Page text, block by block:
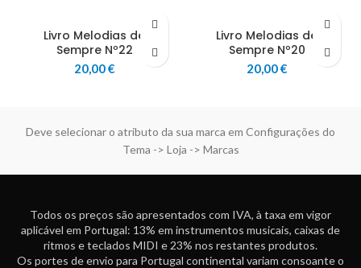
Livro Melodias de
Sempre Nº22
20,00€
Livro Melodias de
Sempre Nº20
20,00€
Deve selecionar o atributo da sua marca em Configurações do
Tema -> Loja -> Marcas
Todos os preços são apresentados com IVA, à taxa em vigor
aplicável em Portugal: 13% em instrumentos musicais, caixas de
ritmos e teclados MIDI e 23% nos restantes produtos.
Os portes de envio para Portugal continental variam consoante o